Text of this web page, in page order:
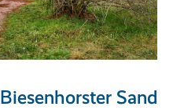
Biesenhorster Sand